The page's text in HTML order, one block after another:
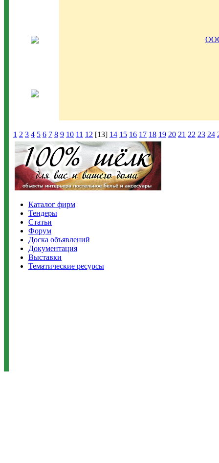
1 2 3 4 5 6 7 8 9 10 11 12 [13] 14 15 16 17 18 19 20 21 22 23 24
Каталог фирм
Тендеры
Статьи
Форум
Доска объявлений
Документация
Выставки
Тематические ресурсы